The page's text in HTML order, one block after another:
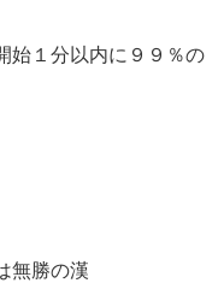
始１分以内に９９％の
無勝の漢